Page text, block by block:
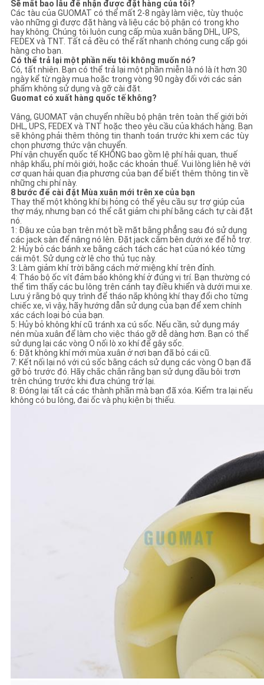
Sẽ mất bao lâu để nhận được đặt hàng của tôi?
Các tàu của GUOMAT có thể mất 2-8 ngày làm việc, tùy thuộc
vào những gì được đặt hàng và liệu các bộ phận có trong kho
hay không. Chúng tôi luôn cung cấp mùa xuân bằng DHL, UPS,
FEDEX và TNT. Tất cả đều có thể rất nhanh chóng cung cấp gói
hàng cho bạn.
Có thể trả lại một phần nếu tôi không muốn nó?
Có, tất nhiên. Bạn có thể trả lại một phần miễn là nó là ít hơn 30
ngày kể từ ngày mua hoặc trong vòng 90 ngày đối với các sản
phẩm không sử dụng và gỡ cài đặt.
Guomat có xuất hàng quốc tế không?
Vâng, GUOMAT vận chuyển nhiều bộ phận trên toàn thế giới bởi
DHL, UPS, FEDEX và TNT hoặc theo yêu cầu của khách hàng. Bạn
sẽ không phải thêm thông tin thanh toán trước khi xem các tùy
chọn phương thức vận chuyển.
Phí vận chuyển quốc tế KHÔNG bao gồm lệ phí hải quan, thuế
nhập khẩu, phí môi giới, hoặc các khoản thuế. Vui lòng liên hệ với
cơ quan hải quan địa phương của bạn để biết thêm thông tin về
những chi phí này.
8 bước để cài đặt Mùa xuân mới trên xe của bạn
Thay thế một không khí bị hỏng có thể yêu cầu sự trợ giúp của
thợ máy, nhưng bạn có thể cắt giảm chi phí bằng cách tự cài đặt
nó.
1: Đậu xe của bạn trên một bề mặt bằng phẳng sau đó sử dụng
các jack sàn để nâng nó lên. Đặt jack cắm bên dưới xe để hỗ trợ.
2: Hủy bỏ các bánh xe bằng cách tách các hạt của nó kéo từng
cái một. Sử dụng cờ lê cho thủ tục này.
3: Làm giảm khí trời bằng cách mở miệng khí trên đỉnh.
4: Tháo bộ ốc vít đảm bảo không khí ở đúng vị trí. Bạn thường có
thể tìm thấy các bu lông trên cánh tay điều khiển và dưới mui xe.
Lưu ý rằng bộ quy trình để tháo nắp không khí thay đổi cho từng
chiếc xe, vì vậy, hãy hướng dẫn sử dụng của bạn để xem chính
xác cách loại bỏ của bạn.
5: Hủy bỏ không khí cũ tránh xa cú sốc. Nếu cần, sử dụng máy
nén mùa xuân để làm cho việc tháo gỡ dễ dàng hơn. Bạn có thể
sử dụng lại các vòng O nối lò xo khí để gây sốc.
6: Đặt không khí mới mùa xuân ở nơi bạn đã bỏ cái cũ.
7: Kết nối lại nó với cú sốc bằng cách sử dụng các vòng O bạn đã
gỡ bỏ trước đó. Hãy chắc chắn rằng bạn sử dụng dầu bôi trơn
trên chúng trước khi đưa chúng trở lại.
8: Đóng lại tất cả các thành phần mà bạn đã xóa. Kiểm tra lại nếu
không có bu lông, đai ốc và phụ kiện bị thiếu.